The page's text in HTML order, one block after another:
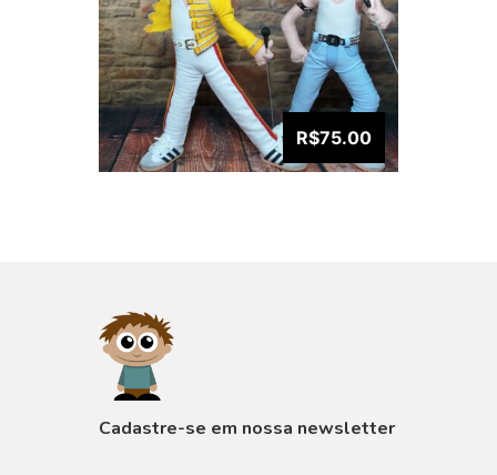
R$75.00
Cadastre-se em nossa newsletter